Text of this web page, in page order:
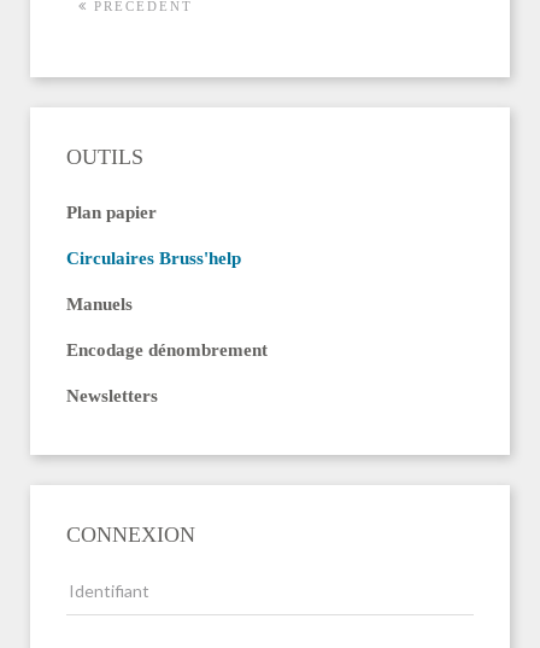
PRÉCÉDENT
OUTILS
Plan papier
Circulaires Bruss'help
Manuels
Encodage dénombrement
Newsletters
CONNEXION